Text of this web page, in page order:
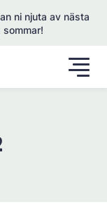
ni njuta av nästa
sommar!